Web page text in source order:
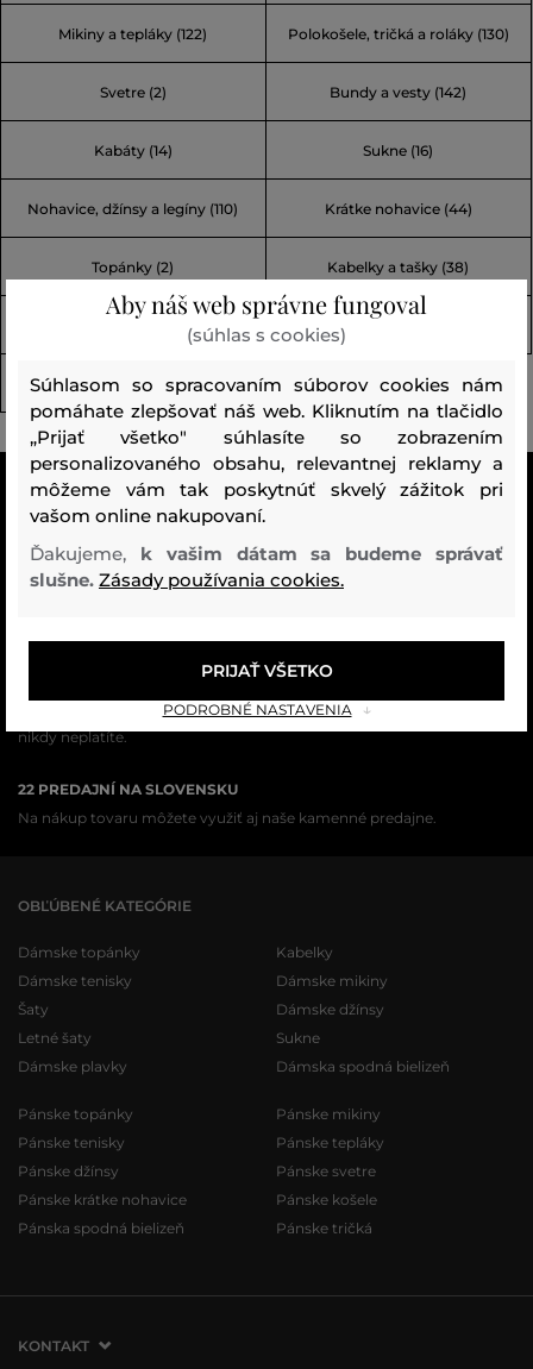
Mikiny a tepláky (122) Polokošele, tričká a roláky (130)
Svetre (2) Bundy a vesty (142)
Kabáty (14) Sukne (16)
Nohavice, džínsy a legíny (110) Krátke nohavice (44)
Topánky (2) Kabelky a tašky (38)
Spodná bielizeň (3)
Termo bielizeň (24)
VŠETKO SKLADOM
Všetok tovar v e-shope máme na sklade.
ZÁRUKA ORIGINALITY
DOPRAVA A VRÁTENIE ZADARMO
Doprava nad 74,90 EUR je vždy zadarmo, za vrátenie tovaru u nás
nikdy neplatíte.
22 PREDAJNÍ NA SLOVENSKU
Na nákup tovaru môžete využiť aj naše kamenné predajne.
OBĽÚBENÉ KATEGÓRIE
Dámske topánky
Dámske tenisky
Šaty
Letné šaty
Dámske plavky
Kabelky
Dámske mikiny
Dámske džínsy
Sukne
Dámska spodná bielizeň
Pánske topánky
Pánske tenisky
Pánske džínsy
Pánske krátke nohavice
Pánska spodná bielizeň
Pánske mikiny
Pánske tepláky
Pánske svetre
Pánske košele
Pánske tričká
KONTAKT
Aby náš web správne fungoval
(súhlas s cookies)
Súhlasom so spracovaním súborov cookies nám
pomáhate zlepšovať náš web. Kliknutím na tlačidlo
„Prijať všetko" súhlasíte so zobrazením
personalizovaného obsahu, relevantnej reklamy a
môžeme vám tak poskytnúť skvelý zážitok pri
vašom online nakupovaní.
Ďakujeme, k vašim dátam sa budeme správať
slušne. Zásady používania cookies.
PODROBNÉ NASTAVENIA
PRIJAŤ VŠETKO